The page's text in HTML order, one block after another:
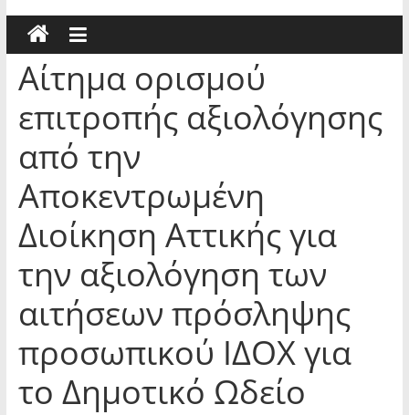
Αίτημα ορισμού
επιτροπής αξιολόγησης
από την
Αποκεντρωμένη
Διοίκηση Αττικής για
την αξιολόγηση των
αιτήσεων πρόσληψης
προσωπικού ΙΔΟΧ για
το Δημοτικό Ωδείο